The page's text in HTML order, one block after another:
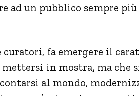
ad un pubblico sempre più
fa emergere il
in mostra, ma che
al mondo,